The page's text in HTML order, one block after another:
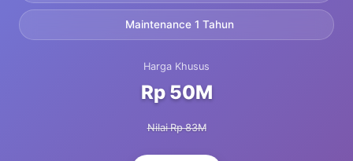
Maintenance 1 Tahun
Harga Khusus
Rp 50M
Nilai Rp 83M